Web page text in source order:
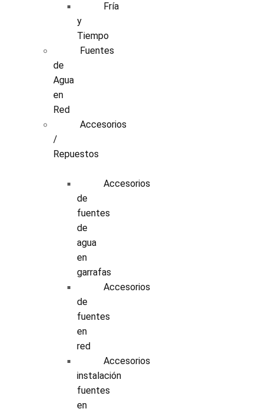
Fría
y
Tiempo
Fuentes
de
Agua
en
Red
Accesorios
/
Repuestos
Accesorios
de
fuentes
de
agua
en
garrafas
Accesorios
de
fuentes
en
red
Accesorios
instalación
fuentes
en